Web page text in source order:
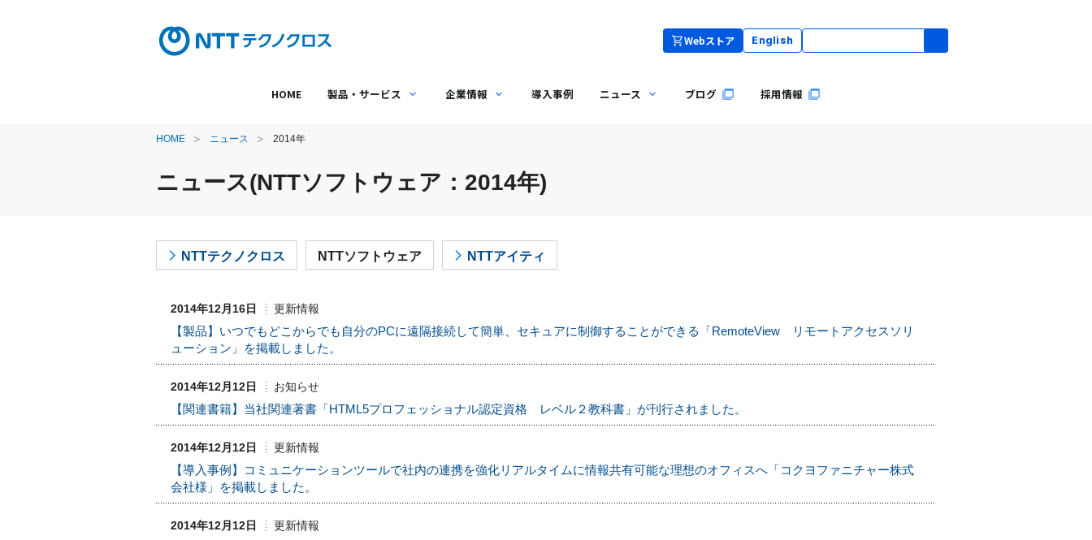
Webストア English
HOME 製品・サービス 企業情報 導入事例 ニュース ブログ 採用情報
HOME ニュース 2014年
ニュース(NTTソフトウェア：2014年)
NTTテクノクロス NTTソフトウェア NTTアイティ
2014年12月16日 更新情報
【製品】いつでもどこからでも自分のPCに遠隔接続して簡単、セキュアに制御することができる「RemoteView リモートアクセスソリ
ューション」を掲載しました。
2014年12月12日 お知らせ
【関連書籍】当社関連著書「HTML5プロフェッショナル認定資格 レベル２教科書」が刊行されました。
2014年12月12日 更新情報
【導入事例】コミュニケーションツールで社内の連携を強化リアルタイムに情報共有可能な理想のオフィスへ「コクヨファニチャー株式
会社様」を掲載しました。
2014年12月12日 更新情報